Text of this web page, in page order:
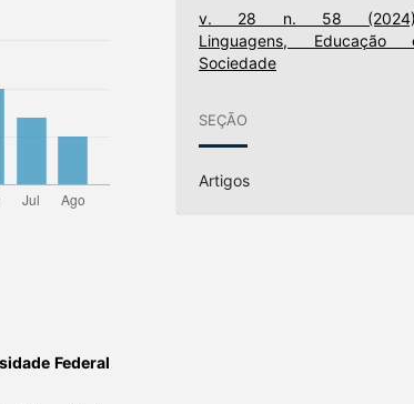
Federal
v. 28 n. 58
Linguagens, Educação
Sociedade
SEÇÃO
Artigos